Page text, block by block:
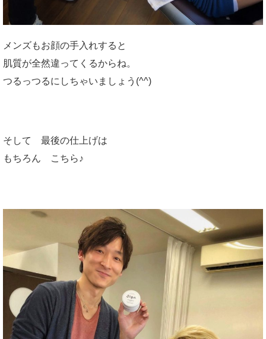
メンズもお顔の手入れすると
肌質が全然違ってくるからね。
つるっつるにしちゃいましょう(^^)
そして 最後の仕上げは
もちろん こちら♪